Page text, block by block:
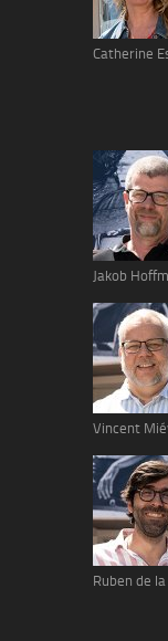
Catherine
Jakob
Vincent
Ruben de